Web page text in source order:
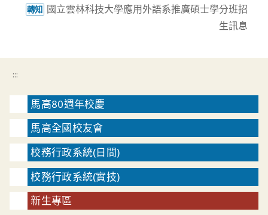
轉知 國立雲林科技大學應用外語系推廣碩士學分班招
生訊息
:::
馬高80週年校慶
馬高全國校友會
校務行政系統(日間)
校務行政系統(實技)
新生專區